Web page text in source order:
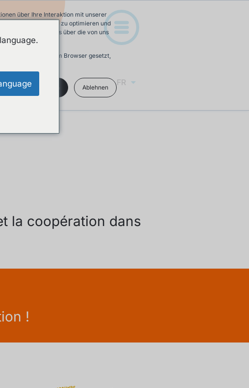
über Ihre Interaktion mit unserer
Website-Erfahrung zu optimieren und
erstellen. Mehr Infos über die von uns
Cookie wird in Ihrem Browser gesetzt,
Akzeptieren Ablehnen
FR
la coopération dans
!